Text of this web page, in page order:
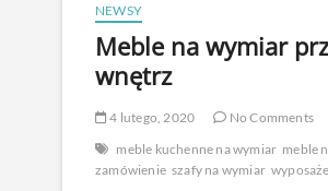
NEWSY
Meble na wymiar
wnętrz
4 lutego, 2020
No Comments
meble kuchenne na wymiar meble
zamówienie szafy na wymiar